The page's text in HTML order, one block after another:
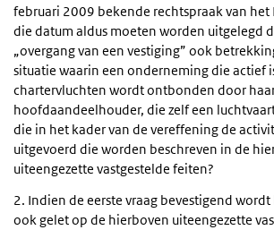
februari 2009 bekende rechtspraak van het
die datum aldus moeten worden uitgelegd
„overgang van een vestiging” ook
situatie waarin een onderneming die actief
chartervluchten wordt ontbonden door
hoofdaandeelhouder, die zelf een
die in het kader van de vereffening de
uitgevoerd die worden beschreven in de
uiteengezette vastgestelde feiten?
2. Indien de eerste vraag bevestigend
ook gelet op de hierboven uiteengezette